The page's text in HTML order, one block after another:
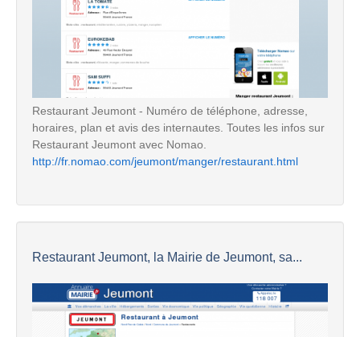
Restaurant Jeumont - Numéro de téléphone, adresse,
horaires, plan et avis des internautes. Toutes les infos sur
Restaurant Jeumont avec Nomao.
http://fr.nomao.com/jeumont/manger/restaurant.html
Restaurant Jeumont, la Mairie de Jeumont, sa...